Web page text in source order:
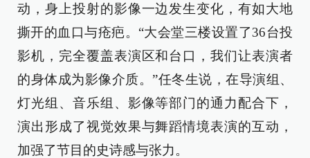
动，身上投射的影像一边发生变化，有如大地
撕开的血口与疮疤。“大会堂三楼设置了36台投
影机，完全覆盖表演区和台口，我们让表演者
的身体成为影像介质。”任冬生说，在导演组、
灯光组、音乐组、影像等部门的通力配合下，
演出形成了视觉效果与舞蹈情境表演的互动，
加强了节目的史诗感与张力。